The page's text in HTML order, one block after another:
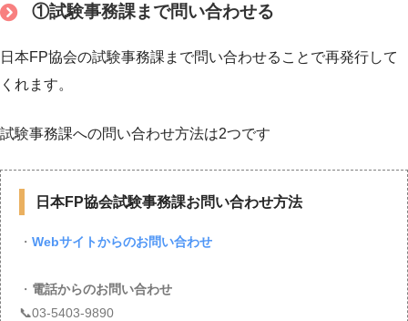
①試験事務課まで問い合わせる
日本FP協会の試験事務課まで問い合わせることで再発行して
くれます。
試験事務課への問い合わせ方法は2つです
日本FP協会試験事務課お問い合わせ方法
・ Webサイトからのお問い合わせ
・ 電話からのお問い合わせ
📞03-5403-9890